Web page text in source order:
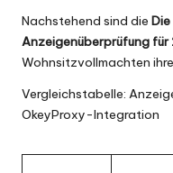
Nachstehend sind die
Anzeigenüberprüfung
Wohnsitzvollmachten
Vergleichstabelle:
OkeyProxy-Integration